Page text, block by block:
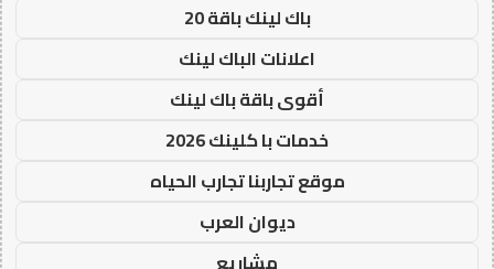
باك لينك باقة 20
اعلانات الباك لينك
أقوى باقة باك لينك
خدمات با كلينك 2026
موقع تجاربنا تجارب الحياه
ديوان العرب